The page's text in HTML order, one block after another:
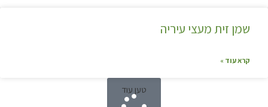
שמן זית מעצי עיריה
קרא עוד »
טען עוד